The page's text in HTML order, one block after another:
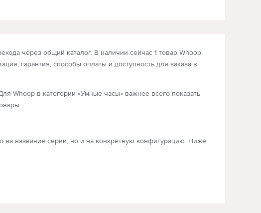
через общий каталог. В наличии сейчас 1 товар Whoop.
гарантия, способы оплаты и доступность для заказа в
Whoop в категории «Умные часы» важнее всего показать
на название серии, но и на конкретную конфигурацию. Ниже
Если товар один, страница всё равно полезна как